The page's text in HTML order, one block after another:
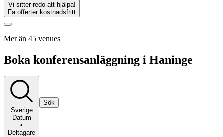
Vi sitter redo att hjälpa!
Få offerter kostnadsfritt
Mer än 45 venues
Boka konferensanläggning i Haninge
Sverige
Datum
•
Deltagare
Sök